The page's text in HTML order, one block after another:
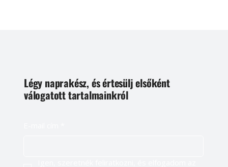
Légy naprakész, és értesülj elsőként
válogatott tartalmainkról